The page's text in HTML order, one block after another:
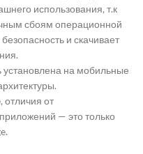
использования, т.к
сбоям операционной
и скачивает
на мобильные
отличия от
— это только